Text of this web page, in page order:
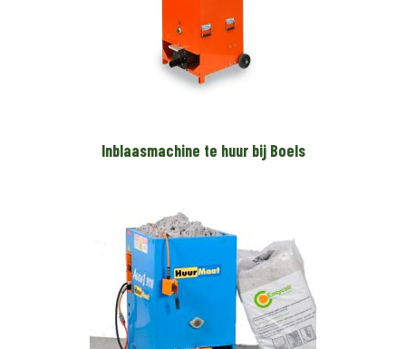
Inblaasmachine te huur bij Boels